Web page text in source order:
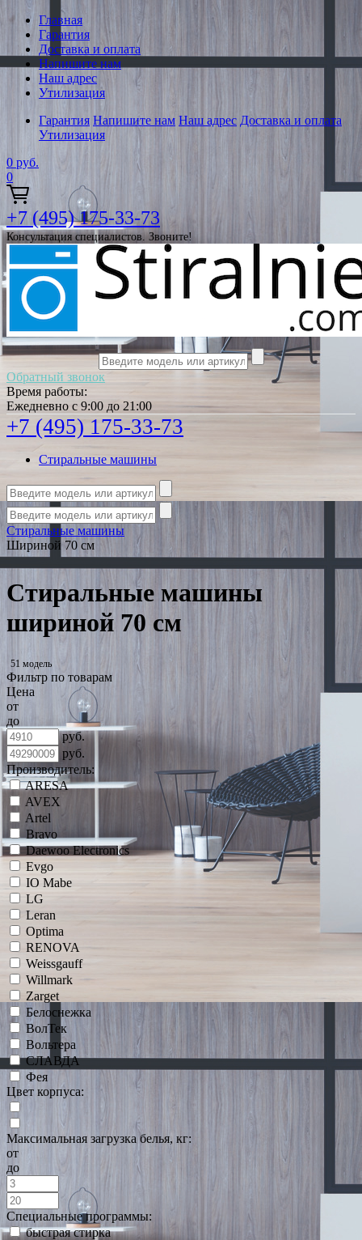
Главная
Гарантия
Доставка и оплата
Напишите нам
Наш адрес
Утилизация
Гарантия Напишите нам Наш адрес Доставка и оплата
Утилизация
0 руб.
0
+7 (495) 175-33-73
Консультация специалистов. Звоните!
Обратный звонок
Время работы:
Ежедневно с 9:00 до 21:00
+7 (495) 175-33-73
Стиральные машины
Стиральные машины
Шириной 70 см
Стиральные машины
шириной 70 см
51 модель
Фильтр по товарам
Цена
от
до
руб.
руб.
Производитель:
ARESA
AVEX
Artel
Bravo
Daewoo Electronics
Evgo
IO Mabe
LG
Leran
Optima
RENOVA
Weissgauff
Willmark
Zarget
Белоснежка
ВолТек
Вольтера
СЛАВДА
Фея
Цвет корпуса:
Максимальная загрузка белья, кг:
от
до
Специальные программы:
быстрая стирка